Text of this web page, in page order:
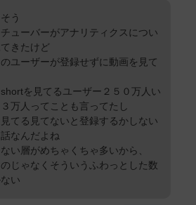
う
ューバーがアナリティクスについ
きたけど
ユーザーが登録せずに動画を見て
を見てるユーザー２５０万人い
万人ってことも言ってたし
てる見てないと登録するかしない
なんだよね
い層がめちゃくちゃ多いから、
じゃなくそういうふわっとした数
い